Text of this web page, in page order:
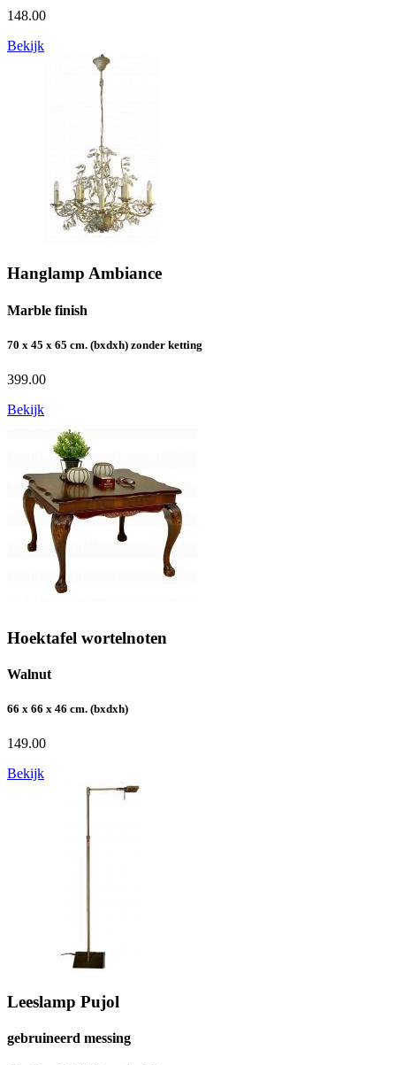
148.00
Bekijk
Hanglamp Ambiance
Marble finish
70 x 45 x 65 cm. (bxdxh) zonder ketting
399.00
Bekijk
Hoektafel wortelnoten
Walnut
66 x 66 x 46 cm. (bxdxh)
149.00
Bekijk
Leeslamp Pujol
gebruineerd messing